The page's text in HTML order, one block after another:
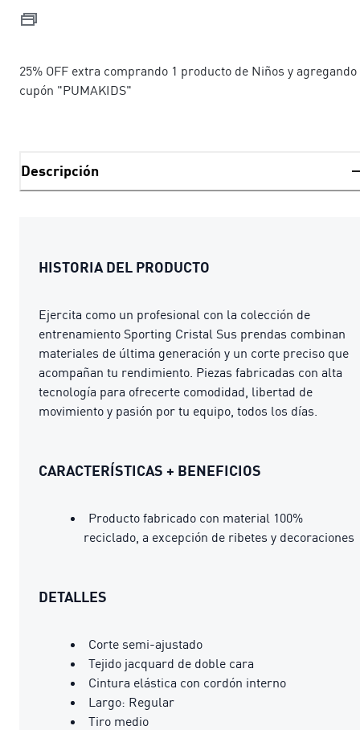
25% OFF extra comprando 1 producto de Niños y
cupón "PUMAKIDS"
Descripción
HISTORIA DEL PRODUCTO
Ejercita como un profesional con la colección de
entrenamiento Sporting Cristal Sus prendas combinan
materiales de última generación y un corte preciso que
acompañan tu rendimiento. Piezas fabricadas con alta
tecnología para ofrecerte comodidad, libertad de
movimiento y pasión por tu equipo, todos los días.
CARACTERÍSTICAS + BENEFICIOS
Producto fabricado con material 100%
reciclado, a excepción de ribetes y decoraciones
DETALLES
Corte semi-ajustado
Tejido jacquard de doble cara
Cintura elástica con cordón interno
Largo: Regular
Tiro medio